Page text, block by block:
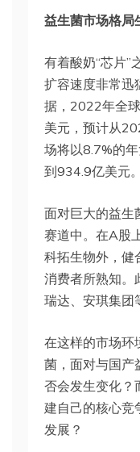
益生菌市场格局
有着酸奶“芯片”
扩容速度非常迅
据，2022年全
美元，预计从
场将以8.7%的
到934.9亿美元。
面对巨大的益生
赛道中。在A股
科拓生物外，健
消费者所熟知。
瑞达、安琪集团
在这样的市场环
菌，面对与国产
否会发生变化？
建自己的核心竞
发展？